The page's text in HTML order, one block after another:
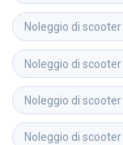
Noleggio di scooter
Noleggio di scooter
Noleggio di scooter
Noleggio di scooter